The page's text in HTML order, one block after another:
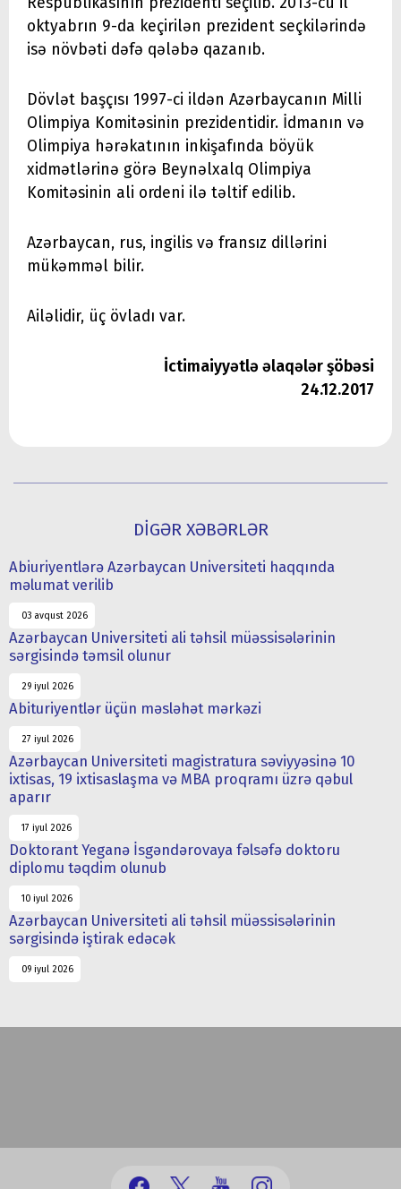
oktyabrın 9-da keçirilən prezident seçkilərində
isə növbəti dəfə qələbə qazanıb.
Dövlət başçısı 1997-ci ildən Azərbaycanın Milli
Olimpiya Komitəsinin prezidentidir. İdmanın və
Olimpiya hərəkatının inkişafında böyük
xidmətlərinə görə Beynəlxalq Olimpiya
Komitəsinin ali ordeni ilə təltif edilib.
Azərbaycan, rus, ingilis və fransız dillərini
mükəmməl bilir.
Ailəlidir, üç övladı var.
İctimaiyyətlə əlaqələr şöbəsi
24.12.2017
DİGƏR XƏBƏRLƏR
Abiuriyentlərə Azərbaycan Universiteti haqqında
məlumat verilib
03 avqust 2026
Azərbaycan Universiteti ali təhsil müəssisələrinin
sərgisində təmsil olunur
29 iyul 2026
Abituriyentlər üçün məsləhət mərkəzi
27 iyul 2026
Azərbaycan Universiteti magistratura səviyyəsinə 10
ixtisas, 19 ixtisaslaşma və MBA proqramı üzrə qəbul
aparır
17 iyul 2026
Doktorant Yeganə İsgəndərovaya fəlsəfə doktoru
diplomu təqdim olunub
10 iyul 2026
Azərbaycan Universiteti ali təhsil müəssisələrinin
sərgisində iştirak edəcək
09 iyul 2026